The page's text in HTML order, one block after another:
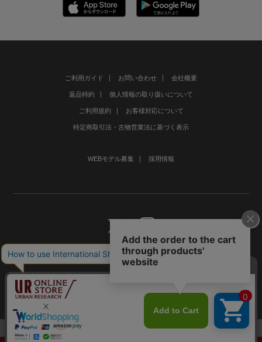
ご利用ガイド お問い合わせ 会社概要
返品特約 個人情報の取り扱いについて
ご利用規約 お客様対応について
特定商取引法・古物営業法に基づく表示
WEBモデル募集 採用情報
©URBAN RESEARCH Co., Ltd.All rights Reserved.